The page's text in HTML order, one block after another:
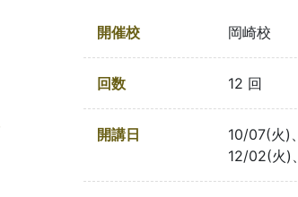
開催校 岡崎校
回数 12 回
開講日
10/07(火)
12/02(火)